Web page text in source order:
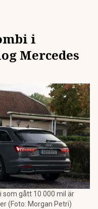
i
Mercedes
som gått 10 000 mil är
(Foto: Morgan Petri)